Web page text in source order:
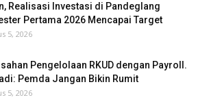
Realisasi Investasi di Pandeglang
Pertama 2026 Mencapai Target
5, 2026
Pengelolaan RKUD dengan Payroll.
Pemda Jangan Bikin Rumit
5, 2026